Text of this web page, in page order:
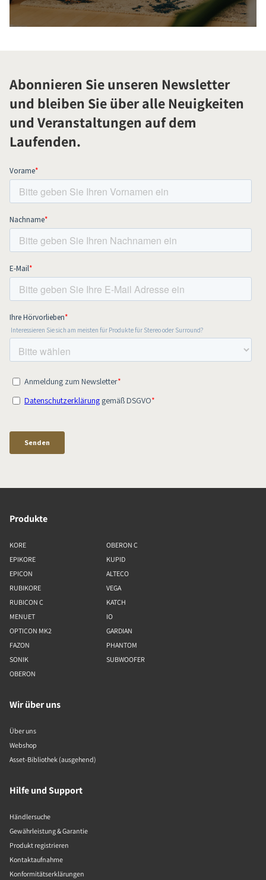
Abonnieren Sie unseren Newsletter
und bleiben Sie über alle Neuigkeiten
und Veranstaltungen auf dem
Laufenden.
Produkte
KORE
EPIKORE
EPICON
RUBIKORE
RUBICON C
MENUET
OPTICON MK2
FAZON
SONIK
OBERON
OBERON C
KUPID
ALTECO
VEGA
KATCH
IO
GARDIAN
PHANTOM
SUBWOOFER
Wir über uns
Über uns
Webshop
Asset-Bibliothek (ausgehend)
Hilfe und Support
Händlersuche
Gewährleistung & Garantie
Produkt registrieren
Kontaktaufnahme
Konformitätserklärungen